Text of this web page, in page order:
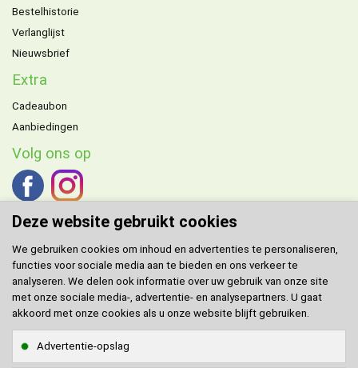
Bestelhistorie
Verlanglijst
Nieuwsbrief
Extra
Cadeaubon
Aanbiedingen
Volg ons op
DOMENECHagent voor de Benelux.
Klantenservice
Sitemap
Deze website gebruikt cookies
We gebruiken cookies om inhoud en advertenties te personaliseren,
functies voor sociale media aan te bieden en ons verkeer te
analyseren. We delen ook informatie over uw gebruik van onze site
met onze sociale media-, advertentie- en analysepartners. U gaat
akkoord met onze cookies als u onze website blijft gebruiken.
Advertentie-opslag